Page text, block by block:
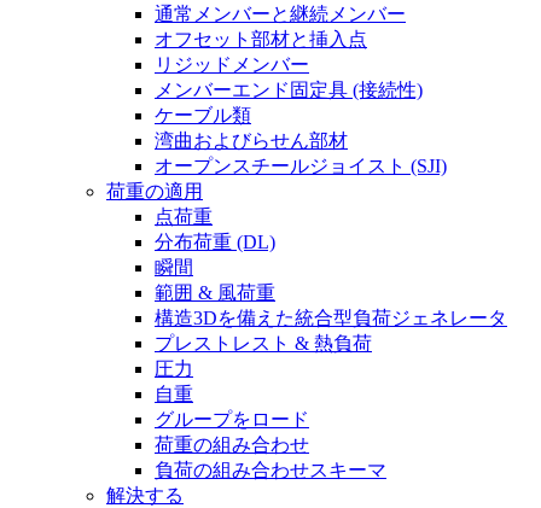
通常メンバーと継続メンバー
オフセット部材と挿入点
リジッドメンバー
メンバーエンド固定具 (接続性)
ケーブル類
湾曲およびらせん部材
オープンスチールジョイスト (SJI)
荷重の適用
点荷重
分布荷重 (DL)
瞬間
範囲 & 風荷重
構造3Dを備えた統合型負荷ジェネレータ
プレストレスト & 熱負荷
圧力
自重
グループをロード
荷重の組み合わせ
負荷の組み合わせスキーマ
解決する